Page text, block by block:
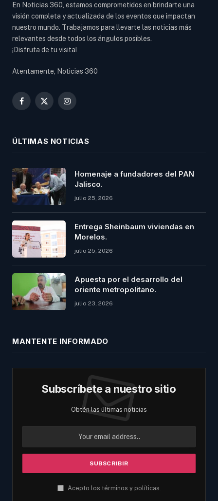
En Noticias 360, estamos comprometidos en brindarte una
visión completa y actualizada de los eventos que impactan
nuestro mundo. Trabajamos para llevarte las noticias más
relevantes desde todos los ángulos posibles.
¡Disfruta de tu visita!
Atentamente, Noticias 360
Facebook
X
Instagram
ÚLTIMAS NOTICIAS
Homenaje a fundadores del PAN
Jalisco.
julio 25, 2026
Entrega Sheinbaum viviendas en
Morelos.
julio 25, 2026
Apuesta por el desarrollo del
oriente metropolitano.
julio 23, 2026
MANTENTE INFORMADO
Subscríbete a nuestro sitio
Obtén las últimas noticias
Acepto los términos y políticas.